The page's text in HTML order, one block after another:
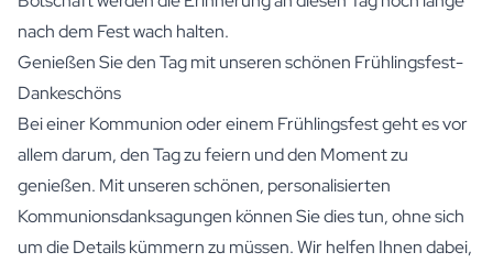
nach dem Fest wach halten.
Genießen Sie den Tag mit unseren schönen Frühlingsfest-
Dankeschöns
Bei einer Kommunion oder einem Frühlingsfest geht es vor
allem darum, den Tag zu feiern und den Moment zu
genießen. Mit unseren schönen, personalisierten
Kommunionsdanksagungen können Sie dies tun, ohne sich
um die Details kümmern zu müssen. Wir helfen Ihnen dabei,